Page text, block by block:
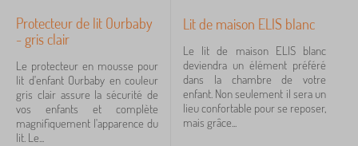
Protecteur de lit Ourbaby
- gris clair
Le protecteur en mousse pour
lit d'enfant Ourbaby en couleur
gris clair assure la sécurité de
vos enfants et complète
magnifiquement l'apparence du
lit. Le...
Lit de maison ELIS blanc
Le lit de maison ELIS blanc
deviendra un élément préféré
dans la chambre de votre
enfant. Non seulement il sera un
lieu confortable pour se reposer,
mais grâce...